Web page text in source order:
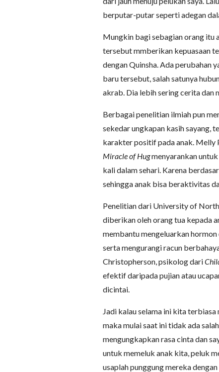
berputar-putar seperti adegan
Mungkin bagi sebagian orang itu
tersebut mmberikan kepuasaan
dengan Quinsha. Ada perubahan
baru tersebut, salah satunya
akrab. Dia lebih sering cerita dan
Berbagai penelitian ilmiah pun
sekedar ungkapan kasih sayang,
karakter positif pada anak. Melly
Miracle of Hugmenyarankan
kali dalam sehari. Karena
sehingga anak bisa beraktivitas
Penelitian dari University of
diberikan oleh orang tua kepada
membantu mengeluarkan
serta mengurangi racun
Christopherson, psikolog dari
efektif daripada pujian atau
dicintai.
Jadi kalau selama ini kita
maka mulai saat ini tidak ada
mengungkapkan rasa cinta dan
untuk memeluk anak kita, peluk
usaplah punggung mereka